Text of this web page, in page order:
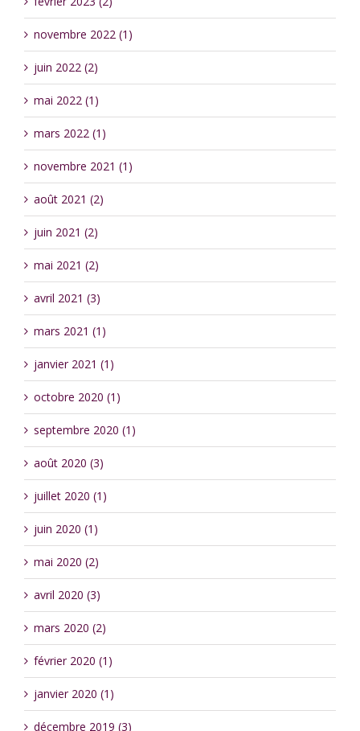
novembre 2022 (1)
juin 2022 (2)
mai 2022 (1)
mars 2022 (1)
novembre 2021 (1)
août 2021 (2)
juin 2021 (2)
mai 2021 (2)
avril 2021 (3)
mars 2021 (1)
janvier 2021 (1)
octobre 2020 (1)
septembre 2020 (1)
août 2020 (3)
juillet 2020 (1)
juin 2020 (1)
mai 2020 (2)
avril 2020 (3)
mars 2020 (2)
février 2020 (1)
janvier 2020 (1)
décembre 2019 (3)